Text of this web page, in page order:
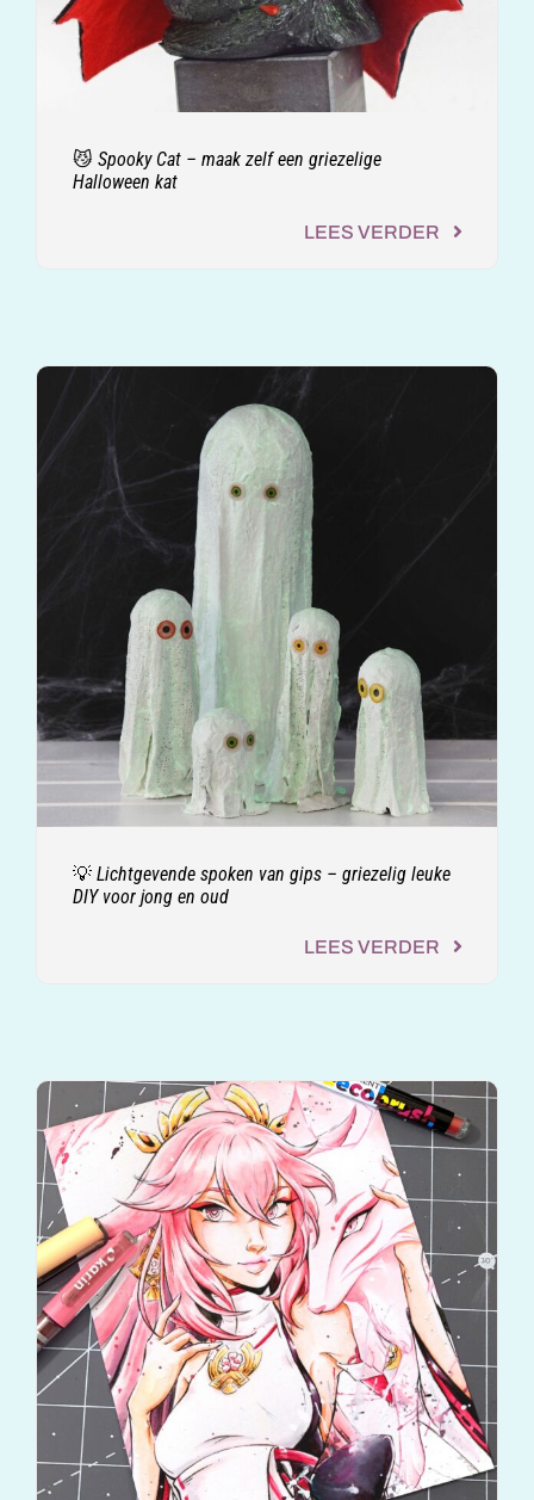
😼 Spooky Cat – maak zelf een griezelige
Halloween kat
LEES VERDER
💡 Lichtgevende spoken van gips – griezelig leuke
DIY voor jong en oud
LEES VERDER